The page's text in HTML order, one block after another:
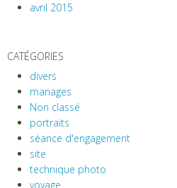
avril 2015
CATÉGORIES
divers
mariages
Non classé
portraits
séance d'engagement
site
technique photo
voyage